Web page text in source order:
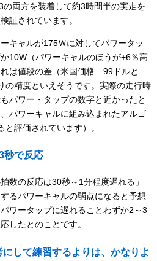
両方を装着して約3時間半の実走を
証されています。
キャルが175Ｗに対してパワータッ
10W（パワーキャルのほうが+6％高
は値段の差（米国価格 99ドルと
の精度といえそうです。実際の走行時
パワー・タップの数字と近かったと
パワーキャルに組み込まれたアルゴ
評価されています）。
秒で反応
数の反応は30秒～1分程度遅れる」
るパワーキャルの弱点になると予想
ワータップに遅れることわずか2～3
したとのことです。
して練習するよりは、かなりよ